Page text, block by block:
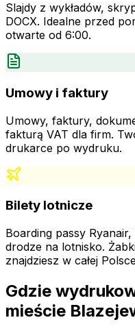
Slajdy z wykładów,
DOCX. Idealne przed
otwarte od 6:00.
Umowy i faktury
Umowy, faktury,
fakturą VAT dla firm.
drukarce po wydruku.
Bilety lotnicze
Boarding passy
drodze na lotnisko.
znajdziesz w całej
Gdzie
mieście